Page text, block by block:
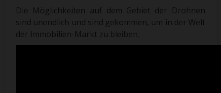
Die Möglichkeiten auf dem Gebiet der Drohnen
sind unendlich und sind gekommen, um in der Welt
der Immobilien-Markt zu bleiben.